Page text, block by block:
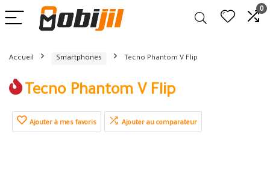
0
Accueil Smartphones Tecno Phantom V Flip
Tecno Phantom V Flip
Ajouter à mes favoris Ajouter au comparateur